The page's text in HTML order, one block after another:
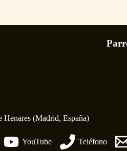
(Madrid, España)
YouTube Teléfono